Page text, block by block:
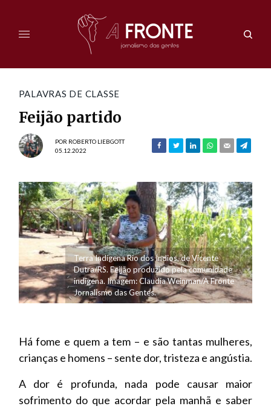
PALAVRAS DE CLASSE
Feijão partido
POR ROBERTO LIEBGOTT
05.12.2022
Terra Indígena Rio dos Índios, de Vicente
Dutra/RS. Feijão produzido pela comunidade
indígena. Imagem: Claudia Weinman/A Fronte
Jornalismo das Gentes.
Há fome e quem a tem – e são tantas mulheres,
crianças e homens – sente dor, tristeza e angústia.
A dor é profunda, nada pode causar maior
sofrimento do que acordar pela manhã e saber